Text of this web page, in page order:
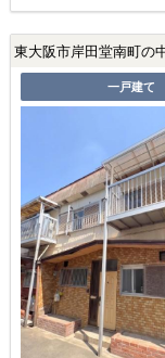
東大阪市岸田堂南町の
一戸建て